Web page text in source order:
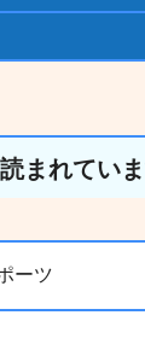
まれていま
ーツ